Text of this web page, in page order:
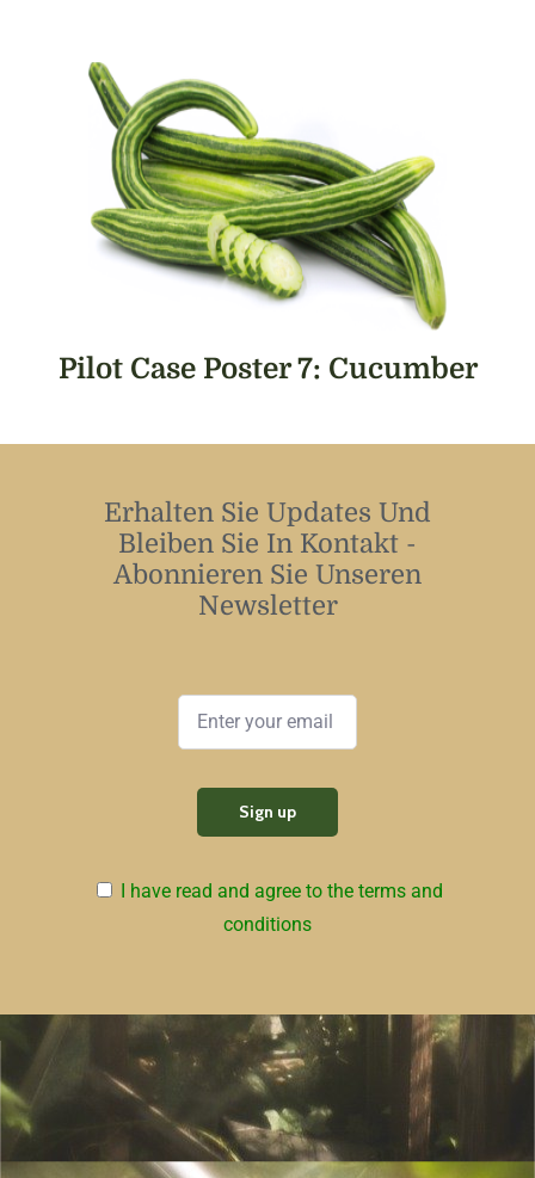
Pilot Case Poster 7: Cucumber
Erhalten Sie Updates Und
Bleiben Sie In Kontakt -
Abonnieren Sie Unseren
Newsletter
I have read and agree to the terms and
conditions